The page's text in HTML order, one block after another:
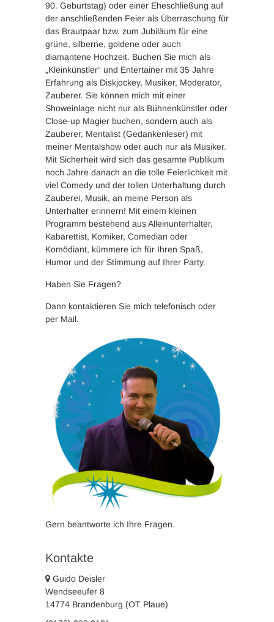
90. Geburtstag) oder einer Eheschließung auf
der anschließenden Feier als Überraschung für
das Brautpaar bzw. zum Jubiläum für eine
grüne, silberne, goldene oder auch
diamantene Hochzeit. Buchen Sie mich als
„Kleinkünstler“ und Entertainer mit 35 Jahre
Erfahrung als Diskjockey, Musiker, Moderator,
Zauberer. Sie können mich mit einer
Showeinlage nicht nur als Bühnenkünstler oder
Close-up Magier buchen, sondern auch als
Zauberer, Mentalist (Gedankenleser) mit
meiner Mentalshow oder auch nur als Musiker.
Mit Sicherheit wird sich das gesamte Publikum
noch Jahre danach an die tolle Feierlichkeit mit
viel Comedy und der tollen Unterhaltung durch
Zauberei, Musik, an meine Person als
Unterhalter erinnern! Mit einem kleinen
Programm bestehend aus Alleinunterhalter,
Kabarettist, Komiker, Comedian oder
Komödiant, kümmere ich für Ihren Spaß,
Humor und der Stimmung auf Ihrer Party.
Haben Sie Fragen?
Dann kontaktieren Sie mich telefonisch oder
per Mail.
Gern beantworte ich Ihre Fragen.
Kontakte
Guido Deisler
Wendseeufer 8
14774 Brandenburg (OT Plaue)